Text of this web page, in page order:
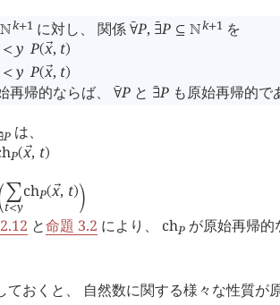
󱀍k+1 に対し、 関係 󰔄
∀P, 󰔄
∃P ⊆ 󱀍k+1 を
< y P(󰕷
x, t)
< y P(󰕷
x, t)
再帰的ならば、 󰔄
∀P と 󰔄
∃P も原始再帰的で
P は、
P(󰕷
x, t)
󰄚
t<y
chP(󰕷
x, t) 󰁉
と命題 3.2 により、 chP が原始再帰
ておくと、 自然数に関する様々な性質が